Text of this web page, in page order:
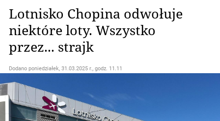
Lotnisko Chopina odwołuje
niektóre loty. Wszystko
przez... strajk
Dodano poniedziałek, 31.03.2025 r., godz. 11.11